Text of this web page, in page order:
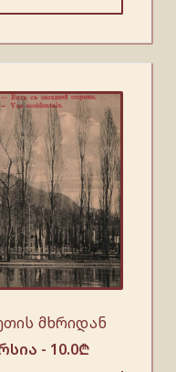
მხრიდან
- 10.0₾